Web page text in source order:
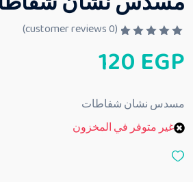
م
ا
ي
م
ن
(
0
120 EGP
مسدس نشان شفاطات
غير متوفر في المخزون